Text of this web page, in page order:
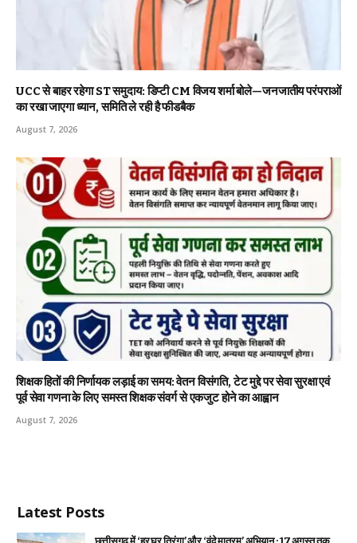
UCC से बाहर रहेगा ST समुदाय: डिप्टी CM विजय शर्मा बोले—जनजातीय परंपराओं
का रखा जाएगा ध्यान, समिति ले रही है फीडबैक
August 7, 2026
शिक्षक हितों की निर्णायक लड़ाई का समय: वेतन विसंगति, टेट मुद्दे पर सेवा सुरक्षा एवं
पूर्व सेवा गणना के लिए समस्त शिक्षक संवर्ग से एकजुट होने का आह्वान
August 7, 2026
Latest Posts